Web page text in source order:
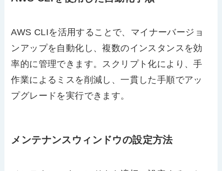
AWS CLIを活用することで、マイナーバージョ
ンアップを自動化し、複数のインスタンスを効
率的に管理できます。スクリプト化により、手
作業によるミスを削減し、一貫した手順でアッ
プグレードを実行できます。
メンテナンスウィンドウの設定方法